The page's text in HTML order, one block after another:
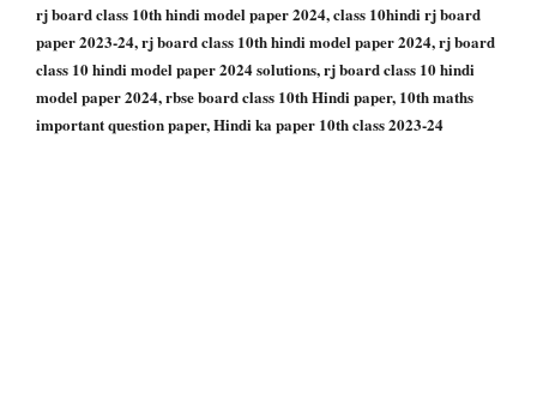
rj board class 10th hindi model paper 2024, class 10hindi rj board
paper 2023-24, rj board class 10th hindi model paper 2024, rj board
class 10 hindi model paper 2024 solutions, rj board class 10 hindi
model paper 2024, rbse board class 10th Hindi paper, 10th maths
important question paper, Hindi ka paper 10th class 2023-24